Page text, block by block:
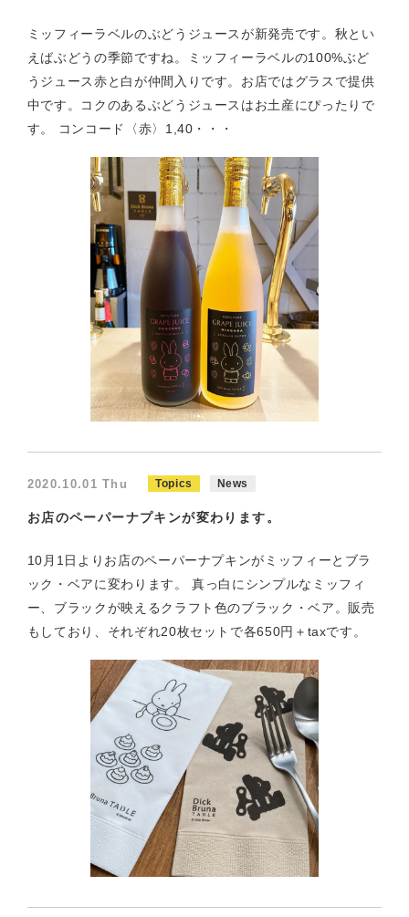
ミッフィーラベルのぶどうジュースが新発売です。秋とい
えばぶどうの季節ですね。ミッフィーラベルの100%ぶど
うジュース赤と白が仲間入りです。お店ではグラスで提供
中です。コクのあるぶどうジュースはお土産にぴったりで
す。 コンコード〈赤〉1,40・・・
2020.10.01 Thu Topics News
お店のペーパーナプキンが変わります。
10月1日よりお店のペーパーナプキンがミッフィーとブラ
ック・ベアに変わります。 真っ白にシンプルなミッフィ
ー、ブラックが映えるクラフト色のブラック・ベア。販売
もしており、それぞれ20枚セットで各650円＋taxです。